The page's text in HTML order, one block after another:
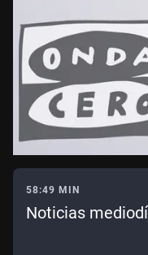
58:49 MIN
Noticias